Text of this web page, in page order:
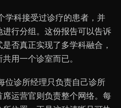
学科接受过诊疗的患者，并
行分组。这份报告可以告诉
否真正实现了多学科融合，
用一个诊室而已。
位诊所经理只负责自己诊所
运营官则负责整个网络。每